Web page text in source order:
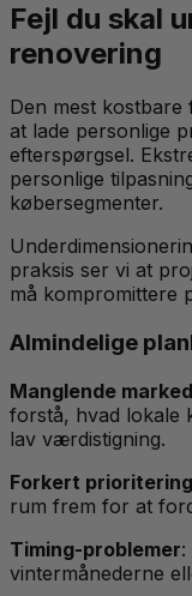
Fejl du skal
renovering
Den mest
at lade personlige
efterspørgsel.
personlige
købersegmenter.
praksis ser vi at
må kompromittere
Almindelige
Manglende
forstå, hvad lokale
lav værdistigning.
Forkert prioritering
rum frem for at
Timing-problemer:
vintermånederne